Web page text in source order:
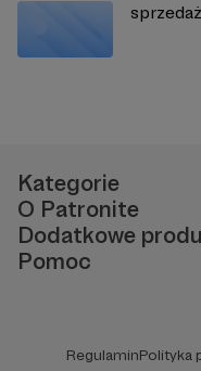
sprzedaż
Kategorie
O Patronite
Dodatkowe
Pomoc
RegulaminPolityka